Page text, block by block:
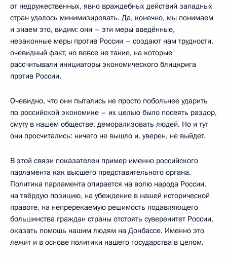
от недружественных, явно враждебных действий западных
стран удалось минимизировать. Да, конечно, мы понимаем
и знаем это, видим: они – эти меры введённые,
незаконные меры против России – создают нам трудности,
очевидный факт, но вовсе не такие, на которые
рассчитывали инициаторы экономического блицкрига
против России.
Очевидно, что они пытались не просто побольнее ударить
по российской экономике – их целью было посеять раздор,
смуту в нашем обществе, деморализовать людей. Но и тут
они просчитались: ничего не вышло и, уверен, не выйдет.
В этой связи показателен пример именно российского
парламента как высшего представительного органа.
Политика парламента опирается на волю народа России,
на твёрдую позицию, на убеждение в нашей исторической
правоте, на непререкаемую решимость подавляющего
большинства граждан страны отстоять суверенитет России,
оказать помощь нашим людям на Донбассе. Именно это
лежит и в основе политики нашего государства в целом.